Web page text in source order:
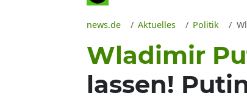
news.de Aktuelles Politik
Wladimir
lassen!